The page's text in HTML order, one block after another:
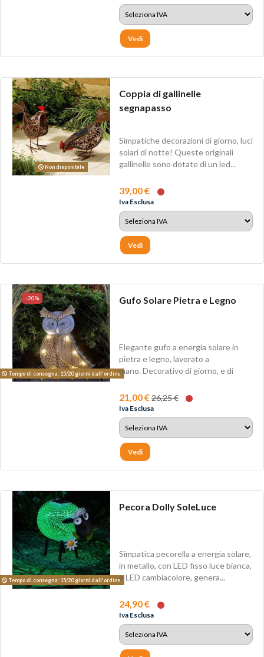
Vedi
Non disponibile
Coppia di gallinelle
segnapasso
Simpatiche decorazioni di giorno, luci
solari di notte! Queste originali
gallinelle sono dotate di un led...
39,00 €
Iva Esclusa
Vedi
-20%
Tempo di consegna: 15/20 giorni dall'ordine
Gufo Solare Pietra e Legno
Elegante gufo a energia solare in
pietra e legno, lavorato a
mano. Decorativo di giorno, e di
21,00 €26,25 €
Iva Esclusa
Vedi
Tempo di consegna: 15/20 giorni dall'ordine
Pecora Dolly SoleLuce
Simpatica pecorella a energia solare,
in metallo, con LED fisso luce bianca,
e LED cambiacolore, genera...
24,90 €
Iva Esclusa